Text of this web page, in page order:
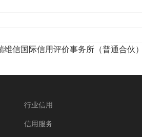
维信国际信用评价事务所（普通合伙）
行业信用
信用服务